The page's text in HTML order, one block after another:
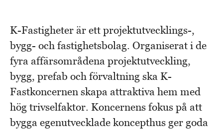
K-Fastigheter är ett projektutvecklings-,
bygg- och fastighetsbolag. Organiserat i de
fyra affärsområdena projektutveckling,
bygg, prefab och förvaltning ska K-
Fastkoncernen skapa attraktiva hem med
hög trivselfaktor. Koncernens fokus på att
bygga egenutvecklade koncepthus ger goda